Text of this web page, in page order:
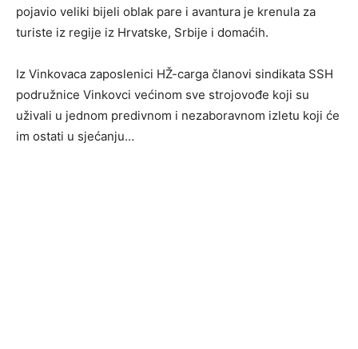
pojavio veliki bijeli oblak pare i avantura je krenula za
turiste iz regije iz Hrvatske, Srbije i domaćih.
Iz Vinkovaca zaposlenici HŽ-carga članovi sindikata SSH
podružnice Vinkovci većinom sve strojovođe koji su
uživali u jednom predivnom i nezaboravnom izletu koji će
im ostati u sjećanju…